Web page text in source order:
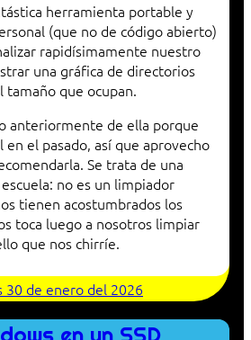
herramienta portable y
(que no de código abierto)
rapidísimamente nuestro
una gráfica de directorios
tamaño que ocupan.
anteriormente de ella porque
el pasado, así que aprovecho
Se trata de una
no es un limpiador
tienen acostumbrados los
toca luego a nosotros limpiar
que nos chirríe.
30 de enero del 2026